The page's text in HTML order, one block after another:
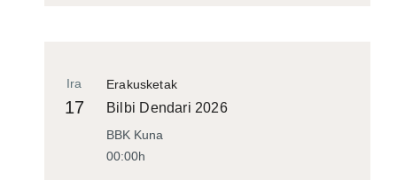
Erakusketak
Ira
17 Bilbi Dendari 2026
BBK Kuna
00:00h